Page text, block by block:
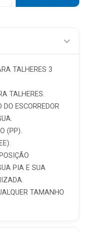
TALHERES 3
TALHERES.
ESCORREDOR
(PP).
PIA E SUA
TAMANHO